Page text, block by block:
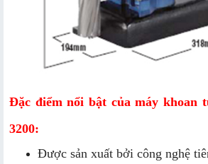
Đặc điểm nổi bật của máy khoan
3200:
Được sản xuất bởi công nghệ